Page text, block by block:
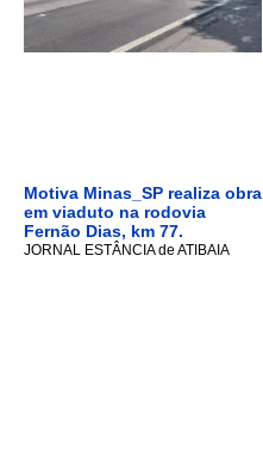
Motiva Minas_SP realiza obra
em viaduto na rodovia
Fernão Dias, km 77.
JORNAL ESTÂNCIA de ATIBAIA